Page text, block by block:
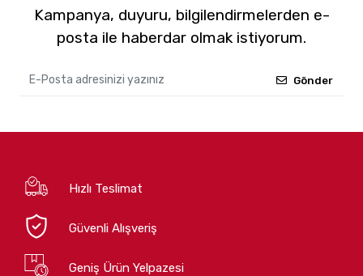
Kampanya, duyuru, bilgilendirmelerden e-
posta ile haberdar olmak istiyorum.
Gönder
Hızlı Teslimat
Güvenli Alışveriş
Geniş Ürün Yelpazesi